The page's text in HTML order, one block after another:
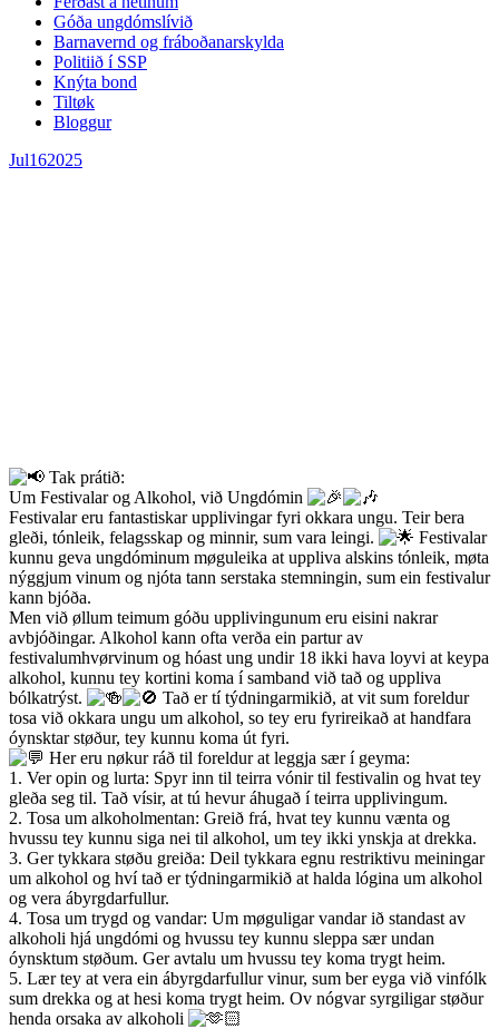
Góða ungdómslívið
Barnavernd og fráboðanarskylda
Politiið í SSP
Knýta bond
Tiltøk
Bloggur
Jul162025
Tak prátið:
Um Festivalar og Alkohol, við Ungdómin
Festivalar eru fantastiskar upplivingar fyri okkara ungu. Teir bera
gleði, tónleik, felagsskap og minnir, sum vara leingi.
Festivalar
kunnu geva ungdóminum møguleika at uppliva alskins tónleik, møta
nýggjum vinum og njóta tann serstaka stemningin, sum ein festivalur
kann bjóða.
Men við øllum teimum góðu upplivingunum eru eisini nakrar
avbjóðingar. Alkohol kann ofta verða ein partur av
festivalumhvørvinum og hóast ung undir 18 ikki hava loyvi at keypa
alkohol, kunnu tey kortini koma í samband við tað og uppliva
bólkatrýst.
Tað er tí týdningarmikið, at vit sum foreldur
tosa við okkara ungu um alkohol, so tey eru fyrireikað at handfara
óynsktar støður, tey kunnu koma út fyri.
Her eru nøkur ráð til foreldur at leggja sær í geyma:
1. Ver opin og lurta: Spyr inn til teirra vónir til festivalin og hvat tey
gleða seg til. Tað vísir, at tú hevur áhugað í teirra upplivingum.
2. Tosa um alkoholmentan: Greið frá, hvat tey kunnu vænta og
hvussu tey kunnu siga nei til alkohol, um tey ikki ynskja at drekka.
3. Ger tykkara støðu greiða: Deil tykkara egnu restriktivu meiningar
um alkohol og hví tað er týdningarmikið at halda lógina um alkohol
og vera ábyrgdarfullur.
4. Tosa um trygd og vandar: Um møguligar vandar ið standast av
alkoholi hjá ungdómi og hvussu tey kunnu sleppa sær undan
óynsktum støðum. Ger avtalu um hvussu tey koma trygt heim.
5. Lær tey at vera ein ábyrgdarfullur vinur, sum ber eyga við vinfólk
sum drekka og at hesi koma trygt heim. Ov nógvar syrgiligar støður
henda orsaka av alkoholi